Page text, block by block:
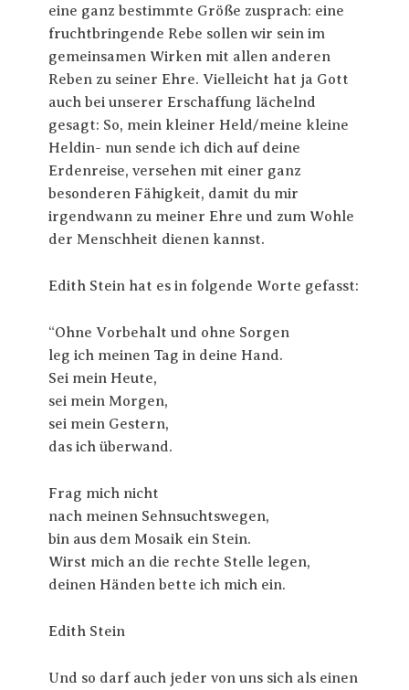
eine ganz bestimmte Größe zusprach: eine
fruchtbringende Rebe sollen wir sein im
gemeinsamen Wirken mit allen anderen
Reben zu seiner Ehre. Vielleicht hat ja Gott
auch bei unserer Erschaffung lächelnd
gesagt: So, mein kleiner Held/meine kleine
Heldin- nun sende ich dich auf deine
Erdenreise, versehen mit einer ganz
besonderen Fähigkeit, damit du mir
irgendwann zu meiner Ehre und zum Wohle
der Menschheit dienen kannst.
Edith Stein hat es in folgende Worte gefasst:
“Ohne Vorbehalt und ohne Sorgen
leg ich meinen Tag in deine Hand.
Sei mein Heute,
sei mein Morgen,
sei mein Gestern,
das ich überwand.
Frag mich nicht
nach meinen Sehnsuchtswegen,
bin aus dem Mosaik ein Stein.
Wirst mich an die rechte Stelle legen,
deinen Händen bette ich mich ein.
Edith Stein
Und so darf auch jeder von uns sich als einen